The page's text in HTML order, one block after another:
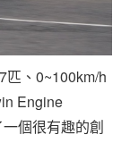
匹、0~100km/h
Engine
個很有趣的創